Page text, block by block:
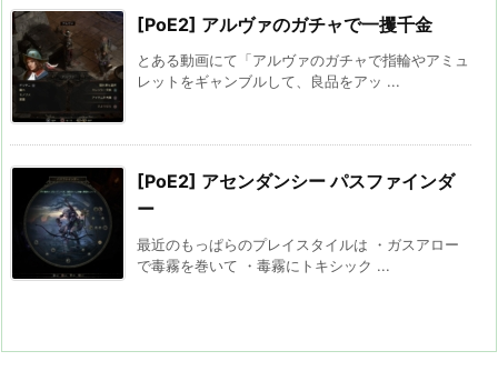
[PoE2] アルヴァのガチャで一攫千金
とある動画にて「アルヴァのガチャで指輪やアミュ
レットをギャンブルして、良品をアッ ...
[PoE2] アセンダンシー パスファインダ
ー
最近のもっぱらのプレイスタイルは ・ガスアロー
で毒霧を巻いて ・毒霧にトキシック ...